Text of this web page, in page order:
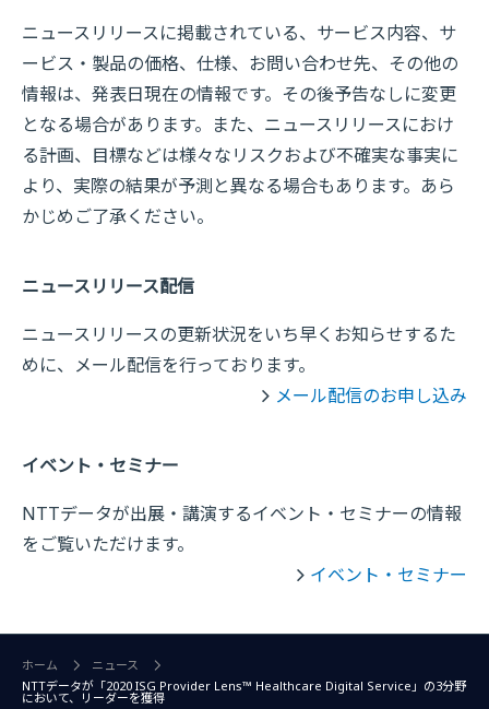
ニュースリリースに掲載されている、サービス内容、サ
ービス・製品の価格、仕様、お問い合わせ先、その他の
情報は、発表日現在の情報です。その後予告なしに変更
となる場合があります。また、ニュースリリースにおけ
る計画、目標などは様々なリスクおよび不確実な事実に
より、実際の結果が予測と異なる場合もあります。あら
かじめご了承ください。
ニュースリリース配信
ニュースリリースの更新状況をいち早くお知らせするた
めに、メール配信を行っております。
メール配信のお申し込み
イベント・セミナー
NTTデータが出展・講演するイベント・セミナーの情報
をご覧いただけます。
イベント・セミナー
ホーム
ニュース
NTTデータが「2020 ISG Provider Lens™ Healthcare Digital Service」の3分野
において、リーダーを獲得